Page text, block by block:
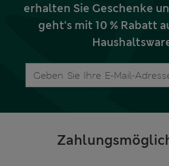
erhalten Sie Geschenke
geht‘s mit 10 % Rabatt